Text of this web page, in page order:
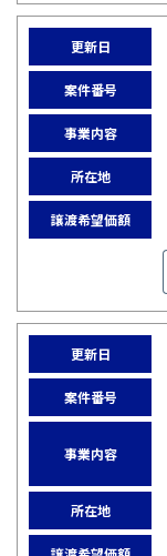
更新日
案件番号
事業内容
所在地
譲渡希望価額
更新日
案件番号
事業内容
所在地